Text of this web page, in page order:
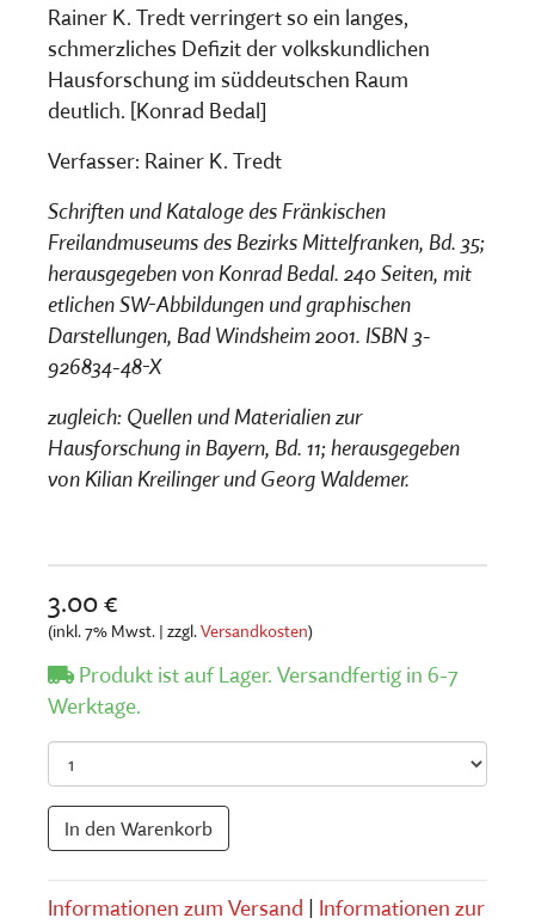
Rainer K. Tredt verringert so ein langes,
schmerzliches Defizit der volkskundlichen
Hausforschung im süddeutschen Raum
deutlich. [Konrad Bedal]
Verfasser: Rainer K. Tredt
Schriften und Kataloge des Fränkischen
Freilandmuseums des Bezirks Mittelfranken, Bd. 35;
herausgegeben von Konrad Bedal. 240 Seiten, mit
etlichen SW-Abbildungen und graphischen
Darstellungen, Bad Windsheim 2001. ISBN 3-
926834-48-X
zugleich: Quellen und Materialien zur
Hausforschung in Bayern, Bd. 11; herausgegeben
von Kilian Kreilinger und Georg Waldemer.
3.00 €
(inkl. 7% Mwst. | zzgl.Versandkosten)
Produkt ist auf Lager. Versandfertig in 6-7
Werktage.
Anzahl
In den Warenkorb
Informationen zum Versand | Informationen zur